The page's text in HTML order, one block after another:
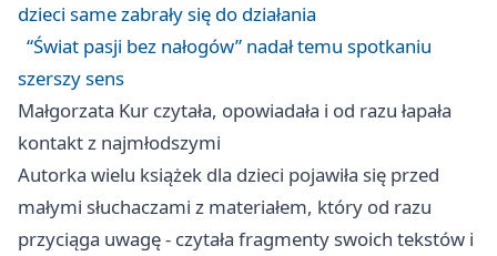
dzieci same zabrały się do działania
“Świat pasji bez nałogów” nadał temu spotkaniu
szerszy sens
Małgorzata Kur czytała, opowiadała i od razu łapała
kontakt z najmłodszymi
Autorka wielu książek dla dzieci pojawiła się przed
małymi słuchaczami z materiałem, który od razu
przyciąga uwagę - czytała fragmenty swoich tekstów i